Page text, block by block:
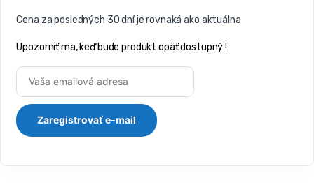
Cena za posledných 30 dní je rovnaká ako aktuálna
Upozorniť ma, keď bude produkt opäť dostupný !